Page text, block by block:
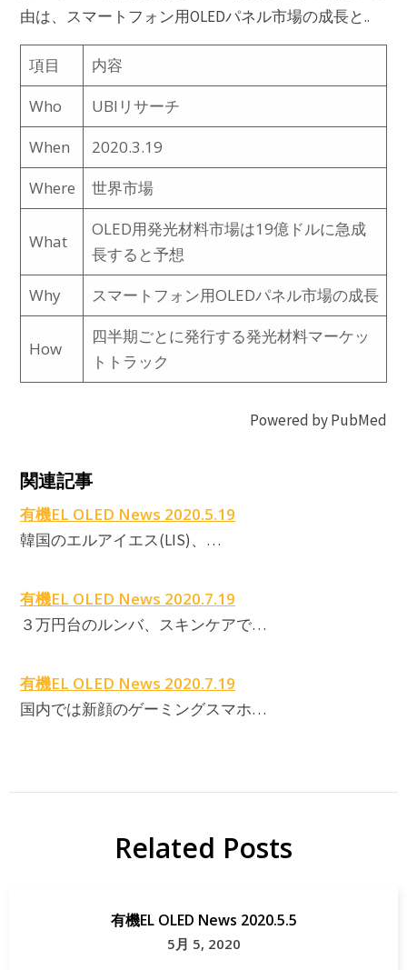
由は、スマートフォン用OLEDパネル市場の成長と..
項目
内容
Who
UBIリサーチ
When
2020.3.19
Where
世界市場
What
OLED用発光材料市場は19億ドルに急成
長すると予想
Why
スマートフォン用OLEDパネル市場の成長
How
四半期ごとに発行する発光材料マーケッ
トトラック
Powered by PubMed
関連記事
有機EL OLED News 2020.5.19
韓国のエルアイエス(LIS)、…
有機EL OLED News 2020.7.19
３万円台のルンバ、スキンケアで…
有機EL OLED News 2020.7.19
国内では新顔のゲーミングスマホ…
Related Posts
有機EL OLED News 2020.5.5
5月 5, 2020